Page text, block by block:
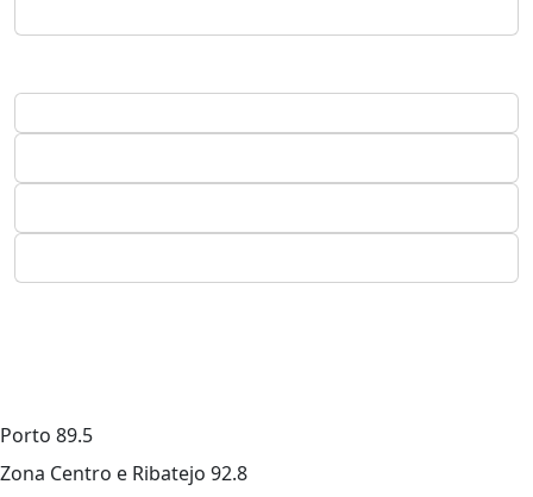
Porto 89.5
Zona Centro e Ribatejo 92.8